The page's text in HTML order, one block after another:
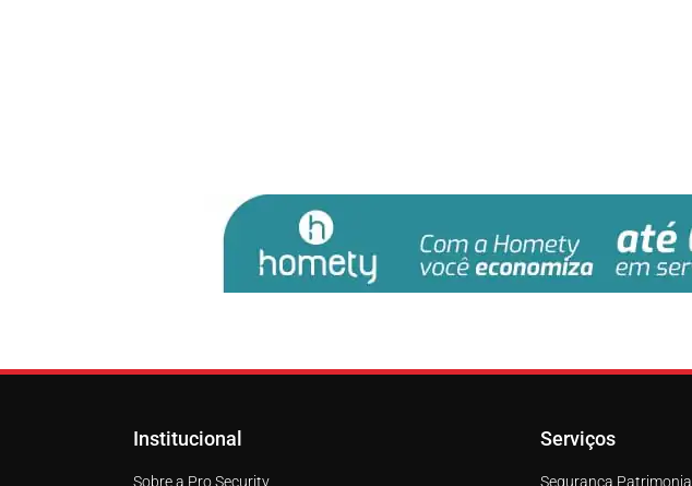
Institucional
Sobre a Pro Security
Serviços
Segurança Patrimonial